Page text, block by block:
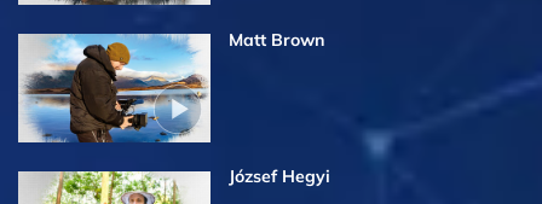
Matt Brown
József Hegyi